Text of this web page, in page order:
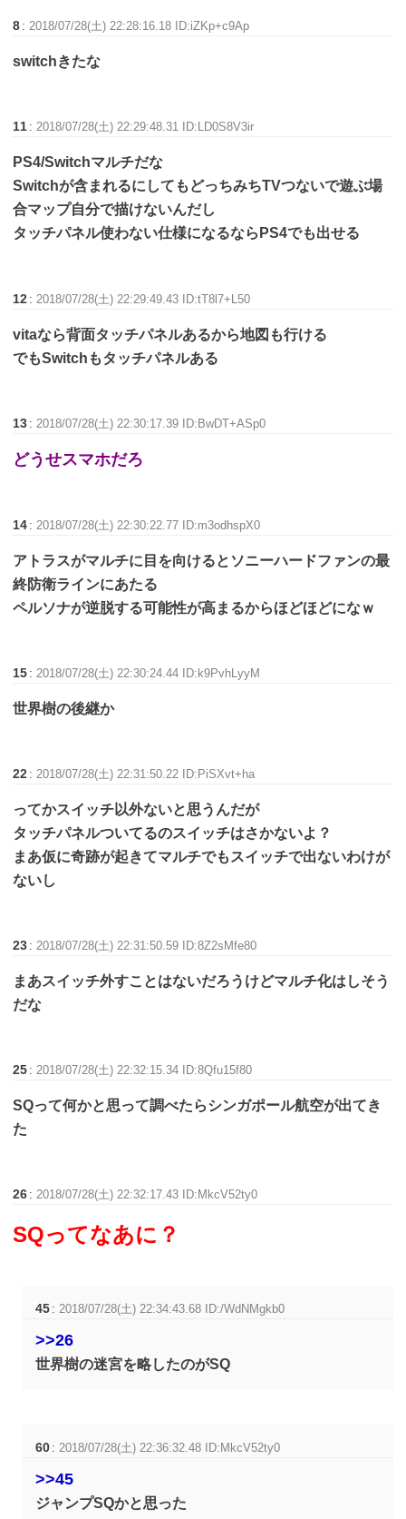
8 :2018/07/28(土) 22:28:16.18 ID:iZKp+c9Ap
switchきたな
11 :2018/07/28(土) 22:29:48.31 ID:LD0S8V3ir
PS4/Switchマルチだな
Switchが含まれるにしてもどっちみちTVつないで遊ぶ場
合マップ自分で描けないんだし
タッチパネル使わない仕様になるならPS4でも出せる
12 : 2018/07/28(土) 22:29:49.43 ID:tT8l7+L50
vitaなら背面タッチパネルあるから地図も行ける
でもSwitchもタッチパネルある
13 : 2018/07/28(土) 22:30:17.39 ID:BwDT+ASp0
どうせスマホだろ
14 : 2018/07/28(土) 22:30:22.77 ID:m3odhspX0
アトラスがマルチに目を向けるとソニーハードファンの最
終防衛ラインにあたる
ペルソナが逆脱する可能性が高まるからほどほどになｗ
15 : 2018/07/28(土) 22:30:24.44 ID:k9PvhLyyM
世界樹の後継か
22 : 2018/07/28(土) 22:31:50.22 ID:PiSXvt+ha
ってかスイッチ以外ないと思うんだが
タッチパネルついてるのスイッチはさかないよ？
まあ仮に奇跡が起きてマルチでもスイッチで出ないわけが
ないし
23 : 2018/07/28(土) 22:31:50.59 ID:8Z2sMfe80
まあスイッチ外すことはないだろうけどマルチ化はしそう
だな
25 : 2018/07/28(土) 22:32:15.34 ID:8Qfu15f80
SQって何かと思って調べたらシンガポール航空が出てき
た
26 : 2018/07/28(土) 22:32:17.43 ID:MkcV52ty0
SQってなあに？
45 : 2018/07/28(土) 22:34:43.68 ID:/WdNMgkb0
>>26
世界樹の迷宮を略したのがSQ
60 : 2018/07/28(土) 22:36:32.48 ID:MkcV52ty0
>>45
ジャンプSQかと思った